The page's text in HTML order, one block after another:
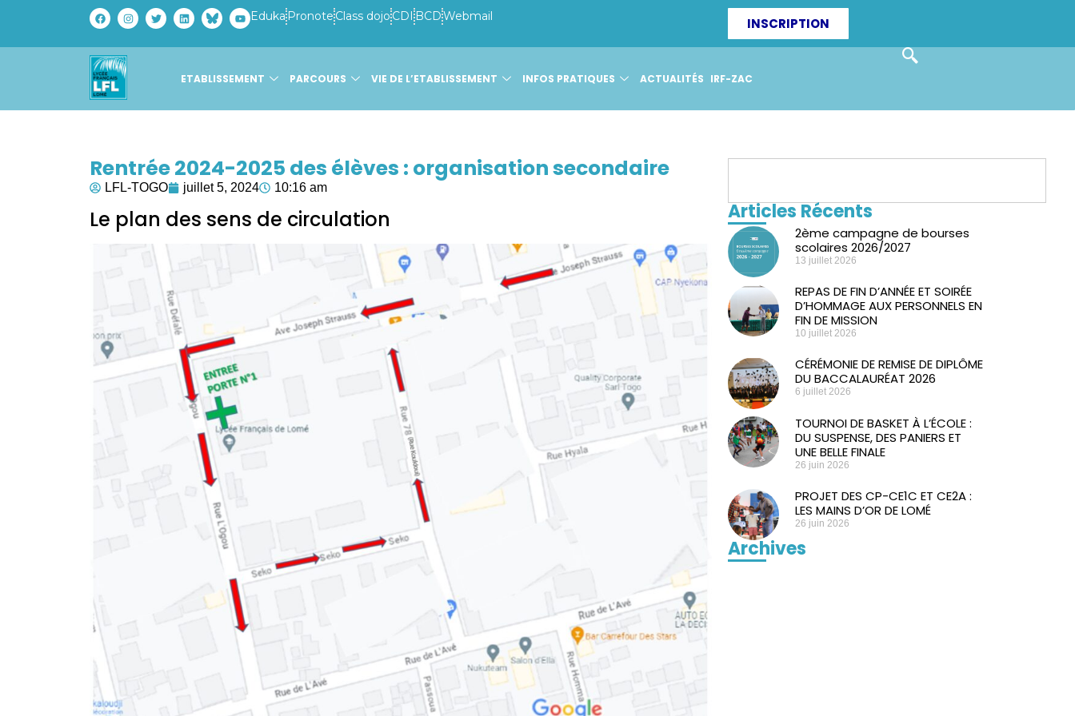
Eduka Pronote Class dojo CDI BCDWebmail INSCRIPTION
ETABLISSEMENT PARCOURS VIE DE L’ETABLISSEMENT INFOS PRATIQUES ACTUALITÉS IRF-ZAC
Rentrée 2024-2025 des élèves : organisation secondaire
LFL-TOGO juillet 5, 2024 10:16 am
Le plan des sens de circulation Articles Récents
2ème campagne de bourses
scolaires 2026/2027
13 juillet 2026
REPAS DE FIN D’ANNÉE ET SOIRÉE
D’HOMMAGE AUX PERSONNELS EN
FIN DE MISSION
10 juillet 2026
CÉRÉMONIE DE REMISE DE DIPLÔME
DU BACCALAURÉAT 2026
6 juillet 2026
TOURNOI DE BASKET À L’ÉCOLE :
DU SUSPENSE, DES PANIERS ET
UNE BELLE FINALE
26 juin 2026
PROJET DES CP-CE1C ET CE2A :
LES MAINS D’OR DE LOMÉ
26 juin 2026
Archives